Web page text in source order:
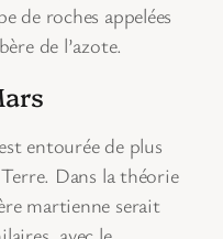
de roches appelées
de l’azote.
entourée de plus
Dans la théorie
martienne serait